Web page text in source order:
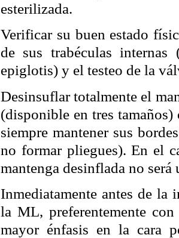
esterilizada.
Verificar su buen estado
de sus trabéculas
epiglotis) y el testeo de la
Desinsuflar totalmente el
(disponible en tres
siempre mantener sus
no formar pliegues). En el
mantenga desinflada no será
Inmediatamente antes de la
la ML, preferentemente
mayor énfasis en la cara